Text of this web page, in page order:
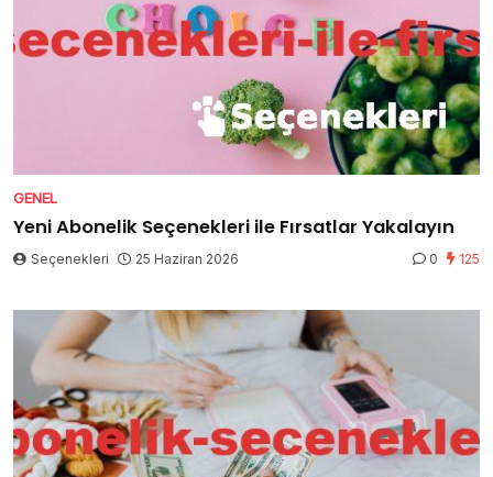
GENEL
Yeni Abonelik Seçenekleri ile Fırsatlar Yakalayın
Seçenekleri 25 Haziran 2026 0 125